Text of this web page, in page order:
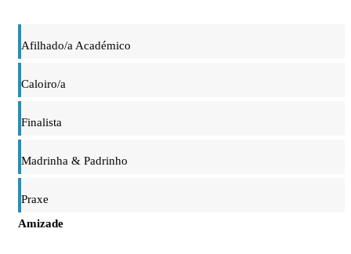
Afilhado/a Académico
Caloiro/a
Finalista
Madrinha & Padrinho
Praxe
Amizade